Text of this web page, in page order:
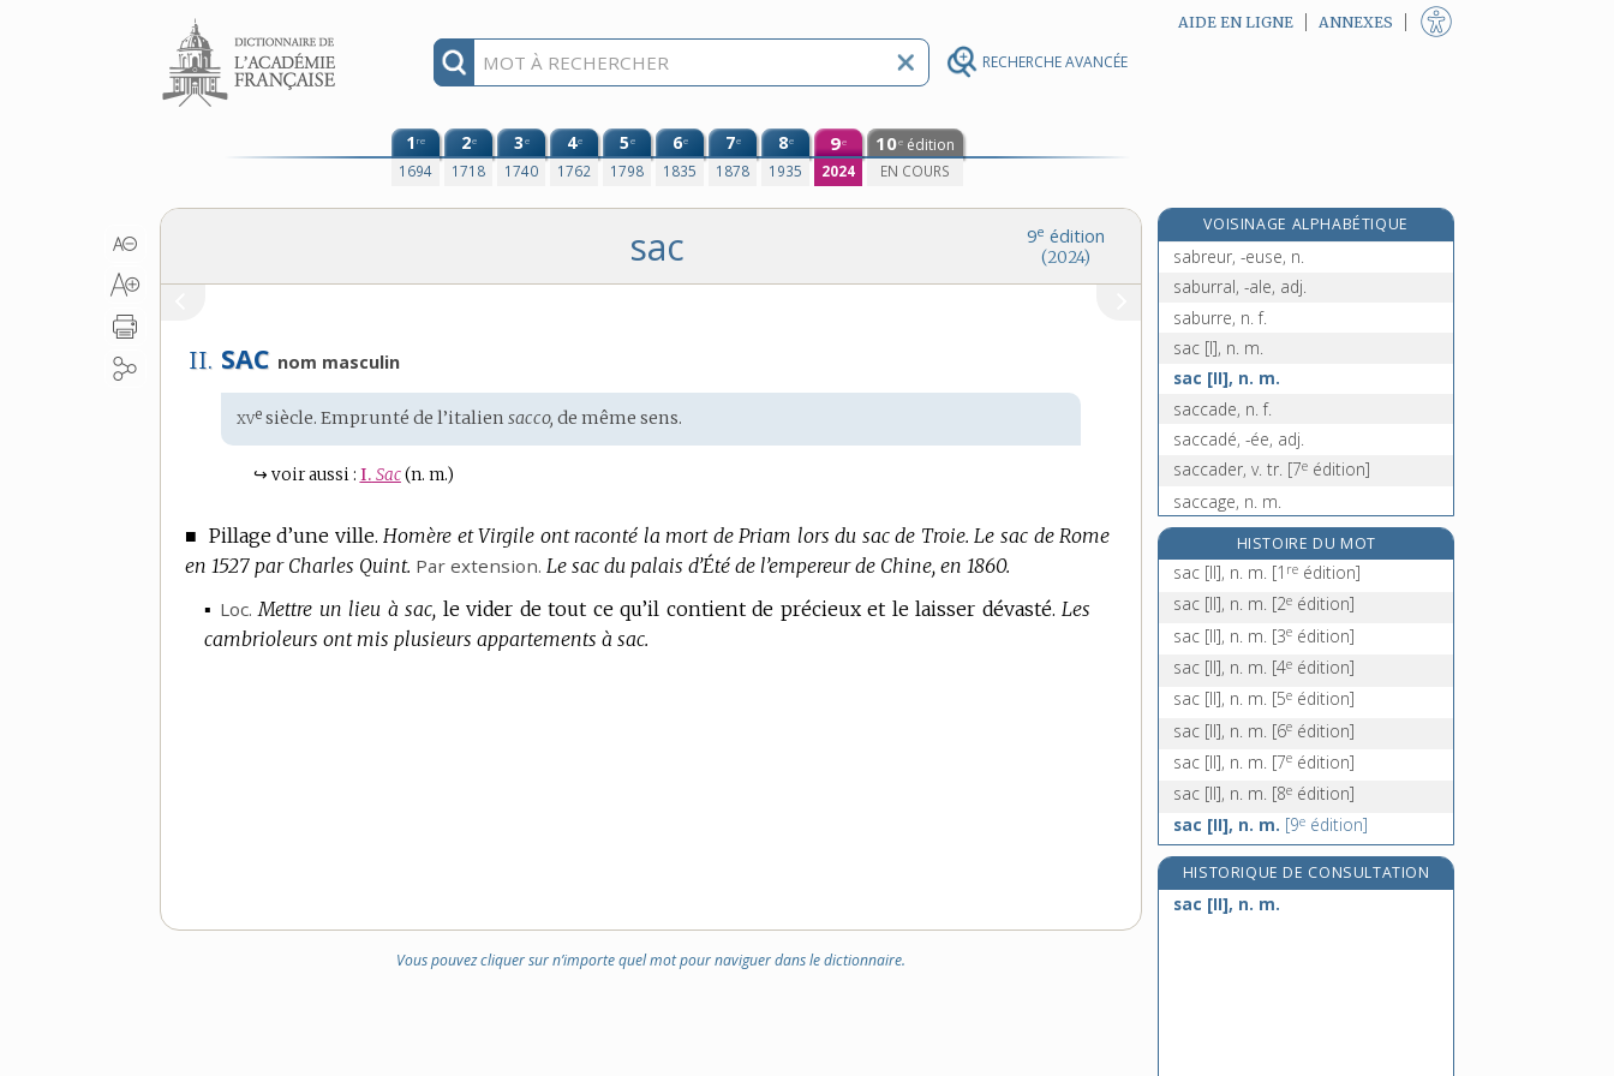
RECHERCHE AVANCÉE
Aller au contenu AIDE EN LIGNE ANNEXES
1re
1694
2e
1718
3e
1740
4e
1762
5e
1798
6e
1835
7e
1878
8e
1935
9e
2024
10e édition
EN COURS
9e édition
(2024)
sac
II. SAC nom masculin
Étymologie
:
xve siècle. Emprunté de l’italien sacco, de même sens.
↪ voir aussi : I. Sac(n. m.)
■ Pillage d’une ville. Homère et Virgile ont raconté la mort de Priam lors du sac de Troie. Le sac de Rome
en 1527 par Charles Quint. Par extension. Le sac du palais d’Été de l’empereur de Chine, en 1860.
▪ Loc. Mettre un lieu à sac, le vider de tout ce qu’il contient de précieux et le laisser dévasté. Les
cambrioleurs ont mis plusieurs appartements à sac.
Vous pouvez cliquer sur n’importe quel mot pour naviguer dans le dictionnaire.
VOISINAGE ALPHABÉTIQUE
sabretache, n. f.
sabreur, -euse, n.
saburral, -ale, adj.
saburre, n. f.
sac [I], n. m.
sac [II], n. m.
saccade, n. f.
saccadé, -ée, adj.
saccader, v. tr. [7e édition]
saccage, n. m.
saccagement, n. m.[7eédition]
saccager, v. tr.
saccageur, -euse, n.
sacchar(i)-, préf.
HISTOIRE DU MOT
sac [II], n. m. [1 re édition]
sac [II], n. m. [2e édition]
sac [II], n. m. [3e édition]
sac [II], n. m. [4e édition]
sac [II], n. m. [5e édition]
sac [II], n. m. [6e édition]
sac [II], n. m. [7e édition]
sac [II], n. m. [8e édition]
sac [II], n. m. [9e édition]
HISTORIQUE DE CONSULTATION
sac [II], n. m.